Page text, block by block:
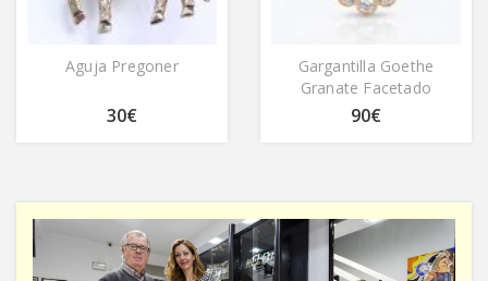
Aguja Pregoner
30€
Gargantilla Goethe
Granate Facetado
90€